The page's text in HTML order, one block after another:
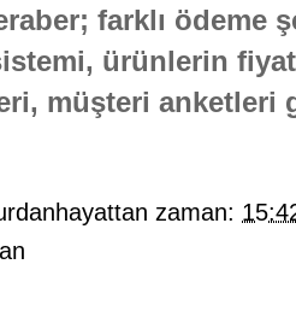
farklı
ürünlerin
müşteri anketleri
zaman: